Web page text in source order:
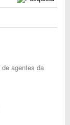
agentes da